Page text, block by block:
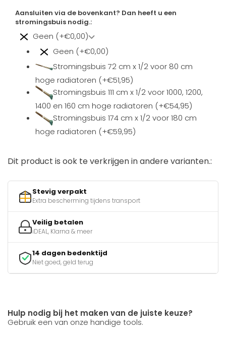
Aansluiten via de bovenkant? Dan heeft u een
stromingsbuis nodig.:
Geen (+€0,00)
Geen (+€0,00)
Stromingsbuis 72 cm x 1/2 voor 80 cm
hoge radiatoren (+€51,95)
Stromingsbuis 111 cm x 1/2 voor 1000, 1200,
1400 en 160 cm hoge radiatoren (+€54,95)
Stromingsbuis 174 cm x 1/2 voor 180 cm
hoge radiatoren (+€59,95)
Dit product is ook te verkrijgen in andere varianten.:
Stevig verpakt
Extra bescherming tijdens transport
Veilig betalen
iDEAL, Klarna & meer
14 dagen bedenktijd
Niet goed, geld terug
Hulp nodig bij het maken van de juiste keuze?
Gebruik een van onze handige tools.